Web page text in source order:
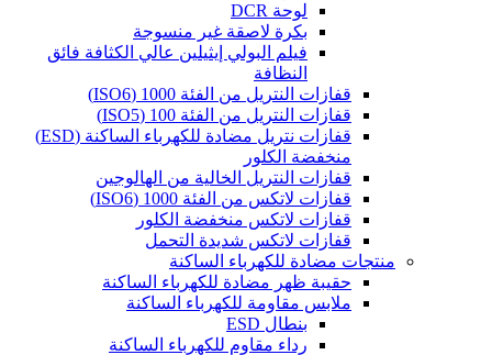
لوحة DCR
بكرة لاصقة غير منسوجة
فيلم البولي إيثيلين عالي الكثافة فائق
النظافة
قفازات النتريل من الفئة 1000 (ISO6)
قفازات النتريل من الفئة 100 (ISO5)
قفازات نتريل مضادة للكهرباء الساكنة (ESD)
منخفضة الكلور
قفازات النتريل الخالية من الهالوجين
قفازات لاتكس من الفئة 1000 (ISO6)
قفازات لاتكس منخفضة الكلور
قفازات لاتكس شديدة التحمل
منتجات مضادة للكهرباء الساكنة
حقيبة ظهر مضادة للكهرباء الساكنة
ملابس مقاومة للكهرباء الساكنة
بنطال ESD
رداء مقاوم للكهرباء الساكنة